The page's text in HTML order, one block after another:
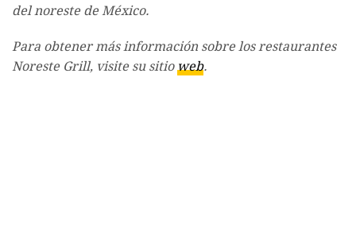
del noreste de México.
Para obtener más información sobre los restaurantes
Noreste Grill, visite su sitioweb.